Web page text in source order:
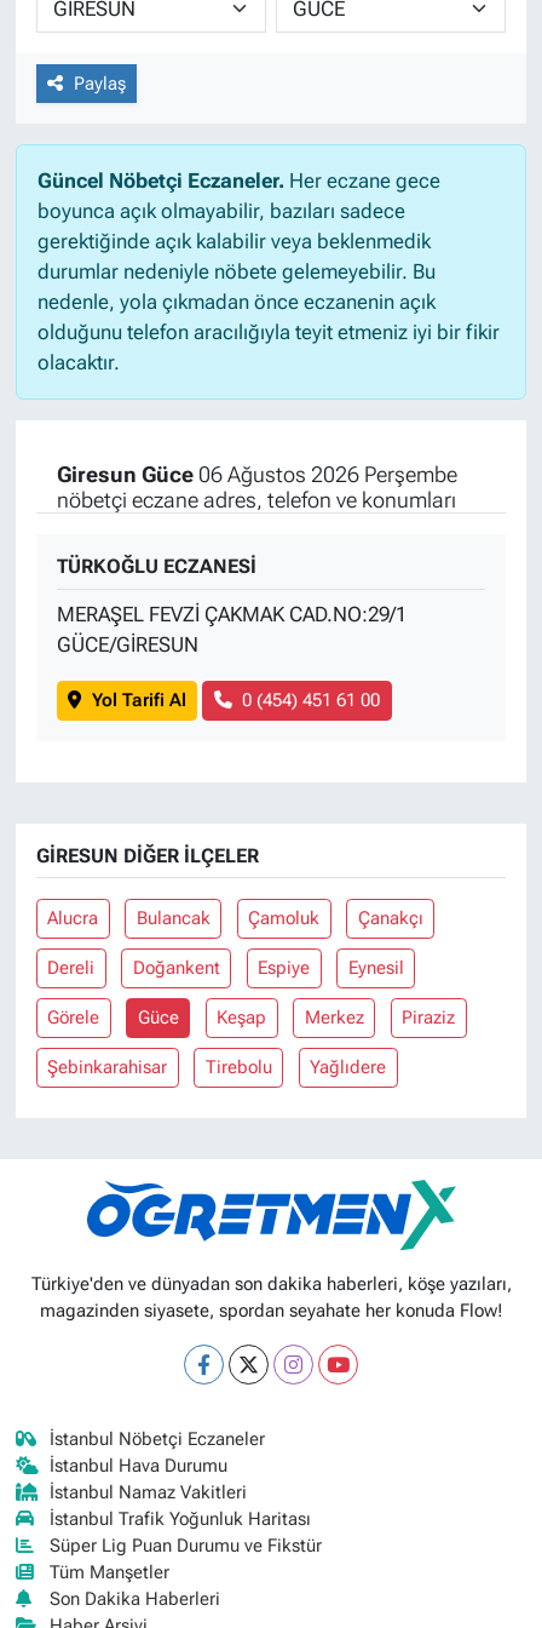
Paylaş
Güncel Nöbetçi Eczaneler.Her eczane gece
boyunca açık olmayabilir, bazıları sadece
gerektiğinde açık kalabilir veya beklenmedik
durumlar nedeniyle nöbete gelemeyebilir. Bu
nedenle, yola çıkmadan önce eczanenin açık
olduğunu telefon aracılığıyla teyit etmeniz iyi bir fikir
olacaktır.
Giresun Güce06 Ağustos 2026 Perşembe
nöbetçi eczane adres, telefon ve konumları
TÜRKOĞLU ECZANESİ
MERAŞEL FEVZİ ÇAKMAK CAD.NO:29/1
GÜCE/GİRESUN
Yol Tarifi Al 0 (454) 451 61 00
GIRESUN DIĞER İLÇELER
Alucra Bulancak Çamoluk Çanakçı
Dereli Doğankent Espiye Eynesil
Görele Güce Keşap Merkez Piraziz
Şebinkarahisar Tirebolu Yağlıdere
Türkiye'den ve dünyadan son dakika haberleri, köşe yazıları,
magazinden siyasete, spordan seyahate her konuda Flow!
İstanbul Nöbetçi Eczaneler
İstanbul Hava Durumu
İstanbul Namaz Vakitleri
İstanbul Trafik Yoğunluk Haritası
Süper Lig Puan Durumu ve Fikstür
Tüm Manşetler
Son Dakika Haberleri